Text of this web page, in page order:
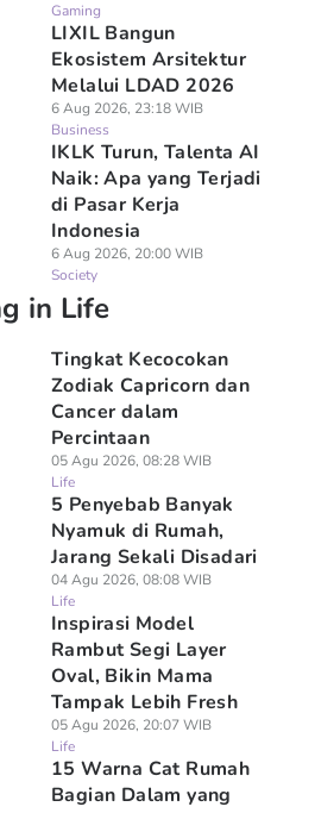
Tips Menata Kamar
ala Hotel
Lima, Bisa
Referensi
2026, 18:48 WIB
4 Tanda Regulator
Wajib Tahu untuk
Gaming
LIXIL Bangun
Ekosistem Arsitektur
Melalui LDAD 2026
6 Aug 2026, 23:18 WIB
Business
IKLK Turun, Talenta AI
Naik: Apa yang Terjadi
di Pasar Kerja
Indonesia
6 Aug 2026, 20:00 WIB
Society
in Life
Tingkat Kecocokan
Zodiak Capricorn dan
Cancer dalam
Percintaan
05 Agu 2026, 08:28 WIB
Life
5 Penyebab Banyak
Nyamuk di Rumah,
Jarang Sekali Disadari
04 Agu 2026, 08:08 WIB
Life
Inspirasi Model
Rambut Segi Layer
Oval, Bikin Mama
Tampak Lebih Fresh
05 Agu 2026, 20:07 WIB
Life
15 Warna Cat Rumah
Bagian Dalam yang